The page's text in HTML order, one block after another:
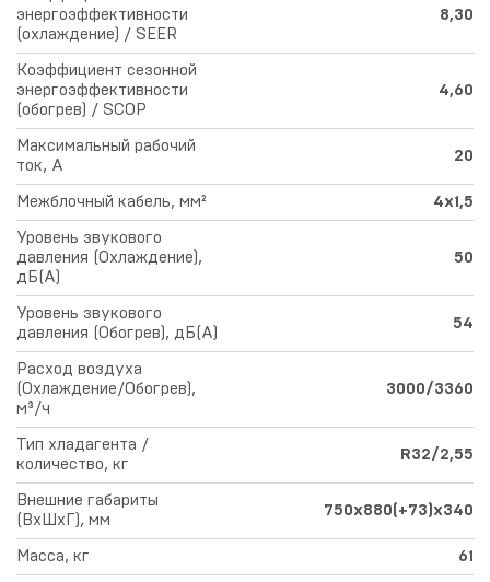
энергоэффективности
(охлаждение) / SEER
8,30
Коэффициент сезонной
энергоэффективности
(обогрев) / SCOP
4,60
Максимальный рабочий
ток, A
20
Межблочный кабель, мм² 4x1,5
Уровень звукового
давления (Охлаждение),
дБ(А)
50
Уровень звукового
давления (Обогрев), дБ(А)
54
Расход воздуха
(Охлаждение/Обогрев),
м³/ч
3000/3360
Тип хладагента /
количество, кг
R32/2,55
Внешние габариты
(ВхШхГ), мм
750х880(+73)х340
Масса, кг 61